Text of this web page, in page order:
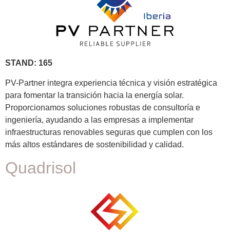
STAND: 165
PV-Partner integra experiencia técnica y visión estratégica
para fomentar la transición hacia la energía solar.
Proporcionamos soluciones robustas de consultoría e
ingeniería, ayudando a las empresas a implementar
infraestructuras renovables seguras que cumplen con los
más altos estándares de sostenibilidad y calidad.
Quadrisol